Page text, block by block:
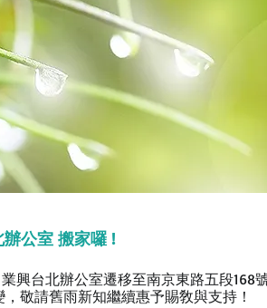
公室 搬家囉 !
業興台北辦公室遷移至南京東路五段168
敬請舊雨新知繼續惠予賜敎與支持！